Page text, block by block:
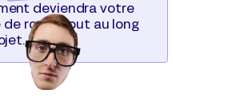
deviendra votre
de route tout au long